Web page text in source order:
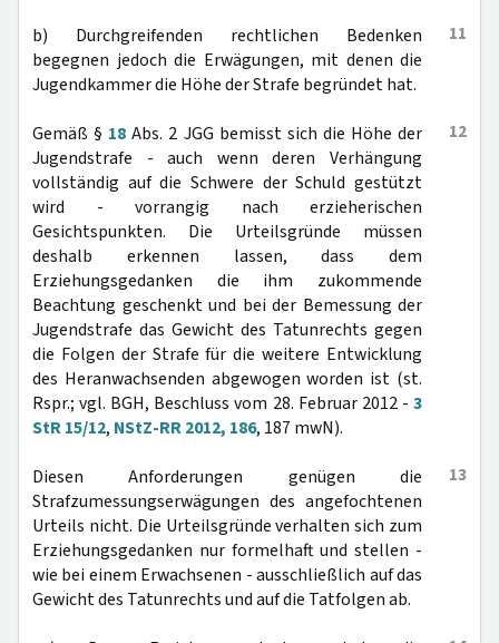
11
b) Durchgreifenden rechtlichen Bedenken
begegnen jedoch die Erwägungen, mit denen die
Jugendkammer die Höhe der Strafe begründet hat.
12
Gemäß § 18 Abs. 2 JGG bemisst sich die Höhe der
Jugendstrafe - auch wenn deren Verhängung
vollständig auf die Schwere der Schuld gestützt
wird - vorrangig nach erzieherischen
Gesichtspunkten. Die Urteilsgründe müssen
deshalb erkennen lassen, dass dem
Erziehungsgedanken die ihm zukommende
Beachtung geschenkt und bei der Bemessung der
Jugendstrafe das Gewicht des Tatunrechts gegen
die Folgen der Strafe für die weitere Entwicklung
des Heranwachsenden abgewogen worden ist (st.
Rspr.; vgl. BGH, Beschluss vom 28. Februar 2012 - 3
StR 15/12, NStZ-RR 2012, 186, 187 mwN).
13
Diesen Anforderungen genügen die
Strafzumessungserwägungen des angefochtenen
Urteils nicht. Die Urteilsgründe verhalten sich zum
Erziehungsgedanken nur formelhaft und stellen -
wie bei einem Erwachsenen - ausschließlich auf das
Gewicht des Tatunrechts und auf die Tatfolgen ab.